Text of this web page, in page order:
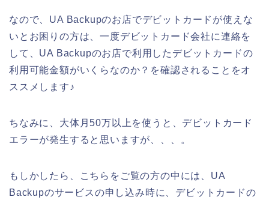
なので、UA Backupのお店でデビットカードが使えな
いとお困りの方は、一度デビットカード会社に連絡を
して、UA Backupのお店で利用したデビットカードの
利用可能金額がいくらなのか？を確認されることをオ
ススメします♪
ちなみに、大体月50万以上を使うと、デビットカード
エラーが発生すると思いますが、、、。
もしかしたら、こちらをご覧の方の中には、UA
Backupのサービスの申し込み時に、デビットカードの